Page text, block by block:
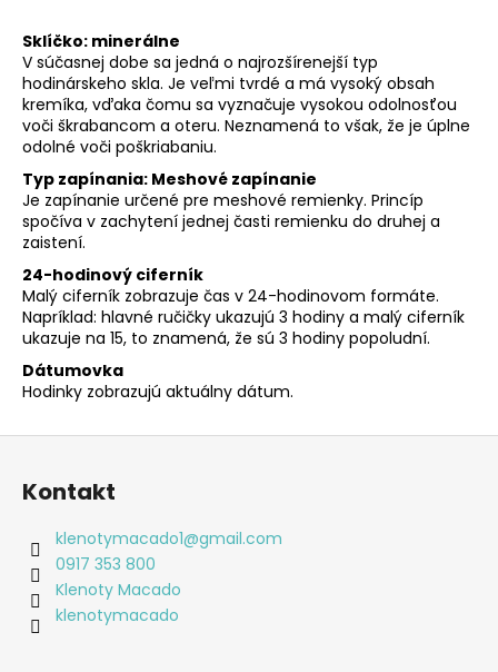
Sklíčko: minerálne
V súčasnej dobe sa jedná o najrozšírenejší typ
hodinárskeho skla. Je veľmi tvrdé a má vysoký obsah
kremíka, vďaka čomu sa vyznačuje vysokou odolnosťou
voči škrabancom a oteru. Neznamená to však, že je úplne
odolné voči poškriabaniu.
Typ zapínania: Meshové zapínanie
Je zapínanie určené pre meshové remienky. Princíp
spočíva v zachytení jednej časti remienku do druhej a
zaistení.
24-hodinový ciferník
Malý ciferník zobrazuje čas v 24-hodinovom formáte.
Napríklad: hlavné ručičky ukazujú 3 hodiny a malý ciferník
ukazuje na 15, to znamená, že sú 3 hodiny popoludní.
Dátumovka
Hodinky zobrazujú aktuálny dátum.
Z
Kontakt
klenotymacado1@gmail.com
0917 353 800
Klenoty Macado
klenotymacado